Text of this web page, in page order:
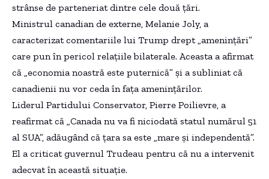
strânse de parteneriat dintre cele două țări.
Ministrul canadian de externe, Melanie Joly, a
caracterizat comentariile lui Trump drept „amenințări”
care pun în pericol relațiile bilaterale. Aceasta a afirmat
că „economia noastră este puternică” și a subliniat că
canadienii nu vor ceda în fața amenințărilor.
Liderul Partidului Conservator, Pierre Poilievre, a
reafirmat că „Canada nu va fi niciodată statul numărul 51
al SUA”, adăugând că țara sa este „mare și independentă”.
El a criticat guvernul Trudeau pentru că nu a intervenit
adecvat în această situație.